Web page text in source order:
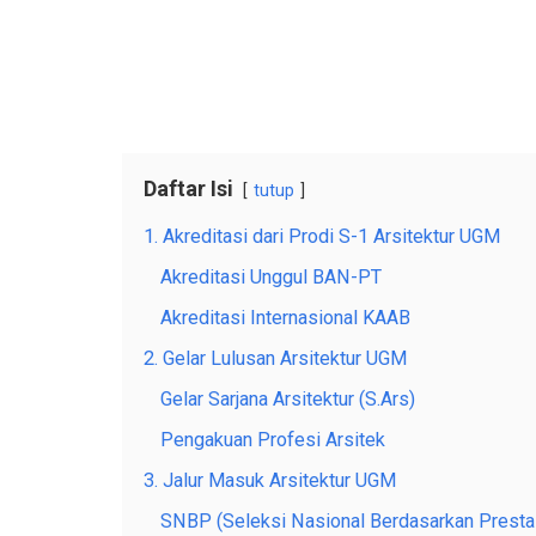
Daftar Isi tutup
1. Akreditasi dari Prodi S-1 Arsitektur UGM
Akreditasi Unggul BAN-PT
Akreditasi Internasional KAAB
2. Gelar Lulusan Arsitektur UGM
Gelar Sarjana Arsitektur (S.Ars)
Pengakuan Profesi Arsitek
3. Jalur Masuk Arsitektur UGM
SNBP (Seleksi Nasional Berdasarkan